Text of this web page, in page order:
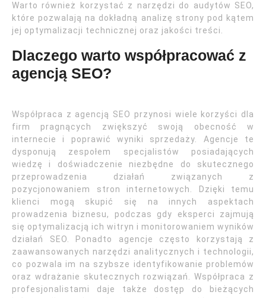
Warto również korzystać z narzędzi do audytów SEO,
które pozwalają na dokładną analizę strony pod kątem
jej optymalizacji technicznej oraz jakości treści.
Dlaczego warto współpracować z
agencją SEO?
Współpraca z agencją SEO przynosi wiele korzyści dla
firm pragnących zwiększyć swoją obecność w
internecie i poprawić wyniki sprzedaży. Agencje te
dysponują zespołem specjalistów posiadających
wiedzę i doświadczenie niezbędne do skutecznego
przeprowadzenia działań związanych z
pozycjonowaniem stron internetowych. Dzięki temu
klienci mogą skupić się na innych aspektach
prowadzenia biznesu, podczas gdy eksperci zajmują
się optymalizacją ich witryn i monitorowaniem wyników
działań SEO. Ponadto agencje często korzystają z
zaawansowanych narzędzi analitycznych i technologii,
co pozwala im na szybsze identyfikowanie problemów
oraz wdrażanie skutecznych rozwiązań. Współpraca z
profesjonalistami daje także dostęp do bieżących